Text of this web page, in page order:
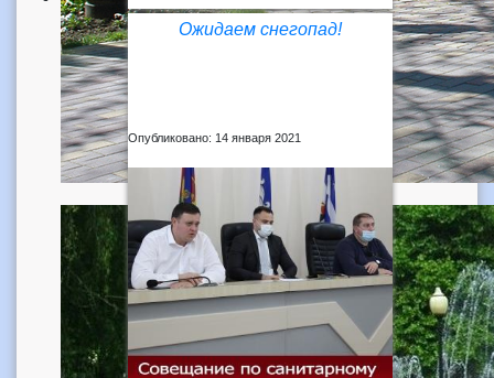
Ожидаем снегопад!
Опубликовано: 14 января 2021